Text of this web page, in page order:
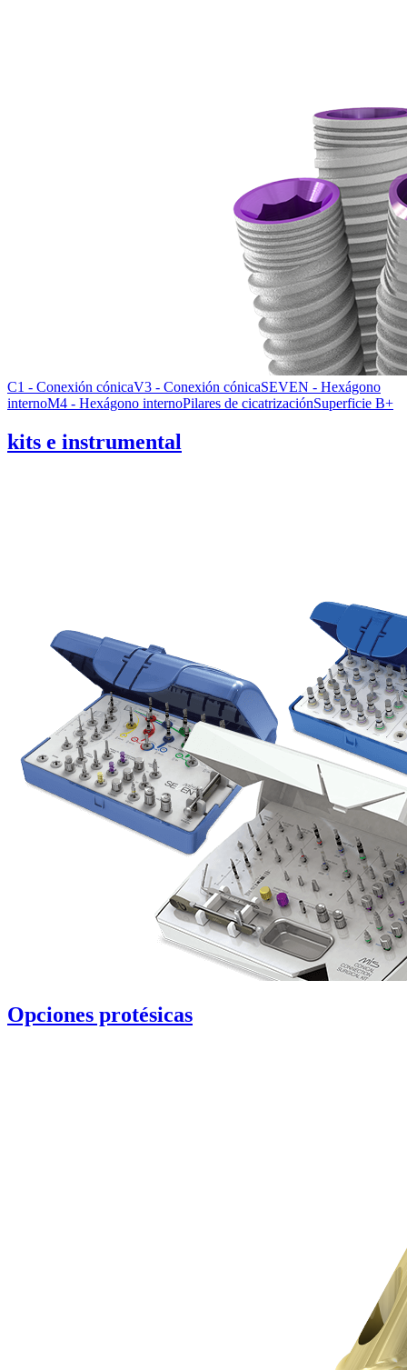
C1 - Conexión cónicaV3 - Conexión cónicaSEVEN - Hexágono
internoM4 - Hexágono internoPilares de cicatrizaciónSuperficie B+
kits e instrumental
Opciones protésicas